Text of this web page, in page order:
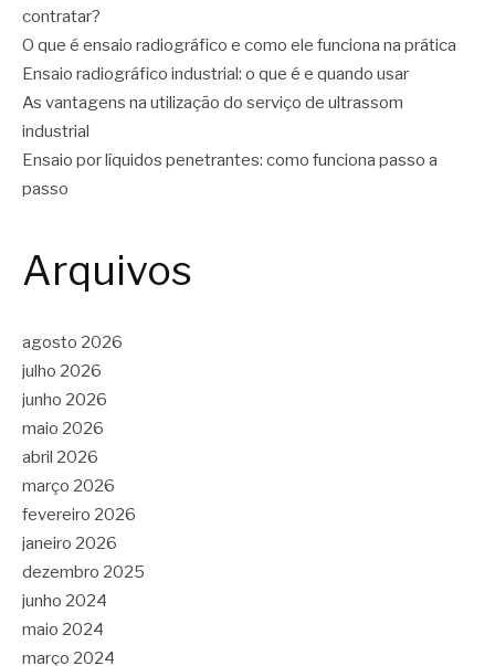
contratar?
O que é ensaio radiográfico e como ele funciona na prática
Ensaio radiográfico industrial: o que é e quando usar
As vantagens na utilização do serviço de ultrassom
industrial
Ensaio por líquidos penetrantes: como funciona passo a
passo
Arquivos
agosto 2026
julho 2026
junho 2026
maio 2026
abril 2026
março 2026
fevereiro 2026
janeiro 2026
dezembro 2025
junho 2024
maio 2024
março 2024